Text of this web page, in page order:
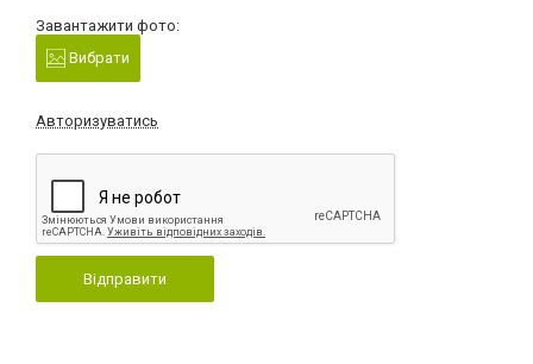
Завантажити фото:
Вибрати
Авторизуватись
Відправити